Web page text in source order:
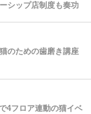
シップ店制度も奏功
のための歯磨き講座
4フロア連動の猫イベ